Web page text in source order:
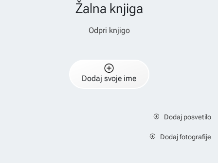
Žalna knjiga
Odpri knjigo
Dodaj svoje ime
Dodaj posvetilo
Dodaj fotografije